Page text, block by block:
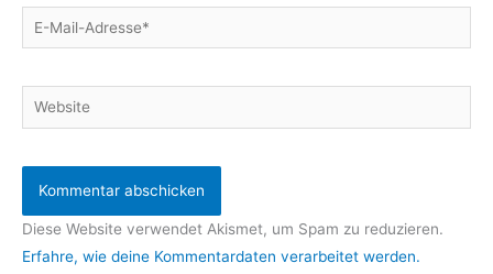
E-
Mail-
Website
Diese Website verwendet Akismet, um Spam zu reduzieren.
Erfahre, wie deine Kommentardaten verarbeitet werden.